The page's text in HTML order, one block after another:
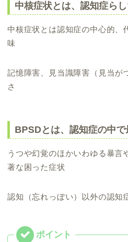
中核症状とは、認知症ら
中核症状とは認知症の中心的、
味
記憶障害、見当識障害（見当が
さ
BPSDとは、認知症の中
うつや幻覚のほかいわゆる暴言
著な困った症状
認知（忘れっぽい）以外の認知